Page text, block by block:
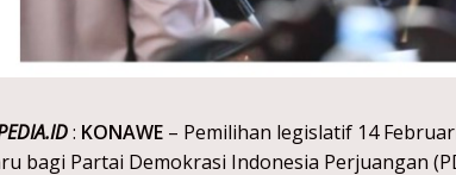
: KONAWE – Pemilihan legislatif 14
bagi Partai Demokrasi Indonesia Perjuangan